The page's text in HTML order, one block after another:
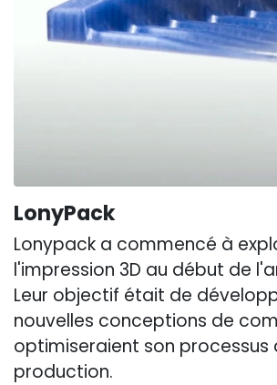
LonyPack
Lonypack a commencé à
l'impression 3D au début de
Leur objectif était de
nouvelles conceptions de
optimiseraient son processus
production.